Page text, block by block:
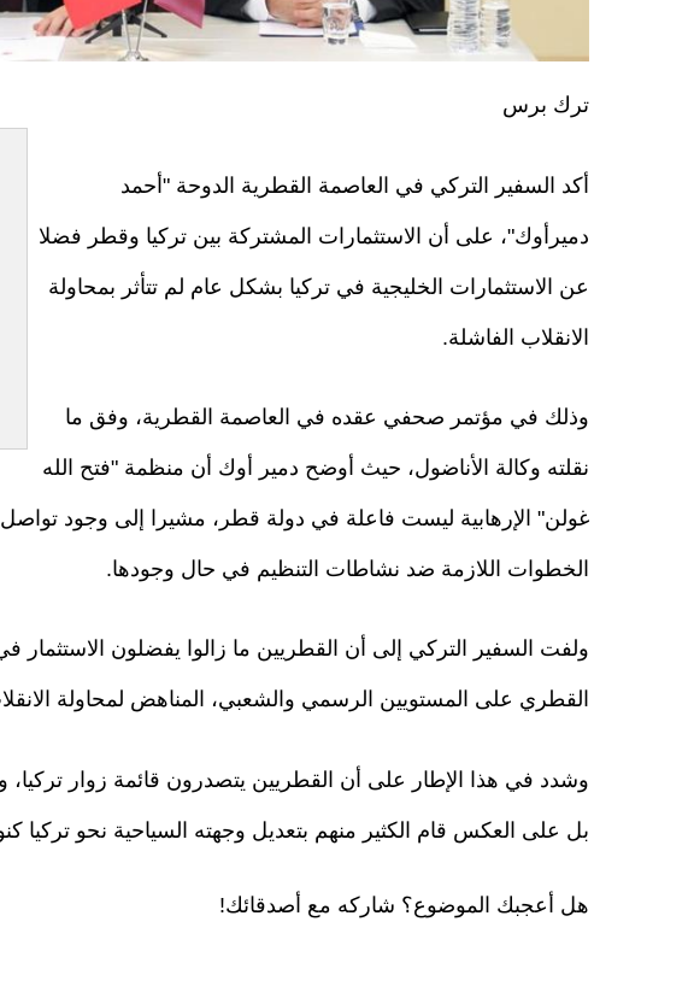
ترك برس
أكد السفير التركي في العاصمة القطرية الدوحة "أحمد
دميرأوك"، على أن الاستثمارات المشتركة بين تركيا وقطر فضلا
عن الاستثمارات الخليجية في تركيا بشكل عام لم تتأثر بمحاولة
الانقلاب الفاشلة.
وذلك في مؤتمر صحفي عقده في العاصمة القطرية، وفق ما
نقلته وكالة الأناضول، حيث أوضح دمير أوك أن منظمة "فتح الله
غولن" الإرهابية ليست فاعلة في دولة قطر، مشيرا إلى وجود
الخطوات اللازمة ضد نشاطات التنظيم في حال وجودها.
ولفت السفير التركي إلى أن القطريين ما زالوا يفضلون الاستثمار
القطري على المستويين الرسمي والشعبي، المناهض لمحاولة
وشدد في هذا الإطار على أن القطريين يتصدرون قائمة زوار تركيا،
بل على العكس قام الكثير منهم بتعديل وجهته السياحية نحو تركيا
هل أعجبك الموضوع؟ شاركه مع أصدقائك!